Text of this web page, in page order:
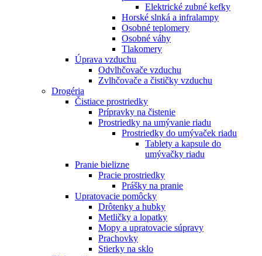
Elektrické zubné kefky
Horské slnká a infralampy
Osobné teplomery
Osobné váhy
Tlakomery
Úprava vzduchu
Odvlhčovače vzduchu
Zvlhčovače a čističky vzduchu
Drogéria
Čistiace prostriedky
Prípravky na čistenie
Prostriedky na umývanie riadu
Prostriedky do umývaček riadu
Tablety a kapsule do
umývačky riadu
Pranie bielizne
Pracie prostriedky
Prášky na pranie
Upratovacie pomôcky
Drôtenky a hubky
Metličky a lopatky
Mopy a upratovacie súpravy
Prachovky
Stierky na sklo